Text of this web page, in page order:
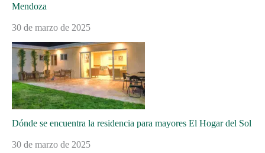
Mendoza
30 de marzo de 2025
Dónde se encuentra la residencia para mayores El Hogar del Sol
30 de marzo de 2025